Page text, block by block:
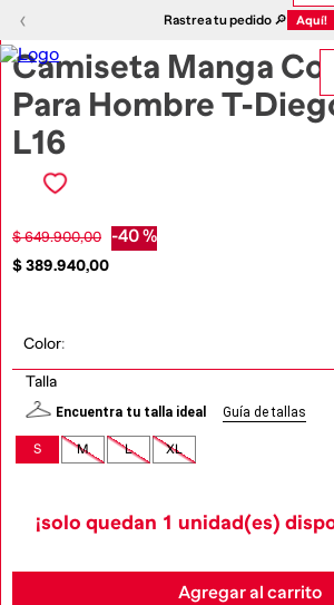
‹ Rastrea tu pedido 🔎 Aquí!
‹
Camiseta Manga
Para Hombre T-
L16
$ 649.900,00 -40 %
$389.940,00
Color:
Talla
Encuentra tu talla ideal Guía de tallas
S M L XL
¡solo quedan 1 unidad(es)
Agregar al carrito